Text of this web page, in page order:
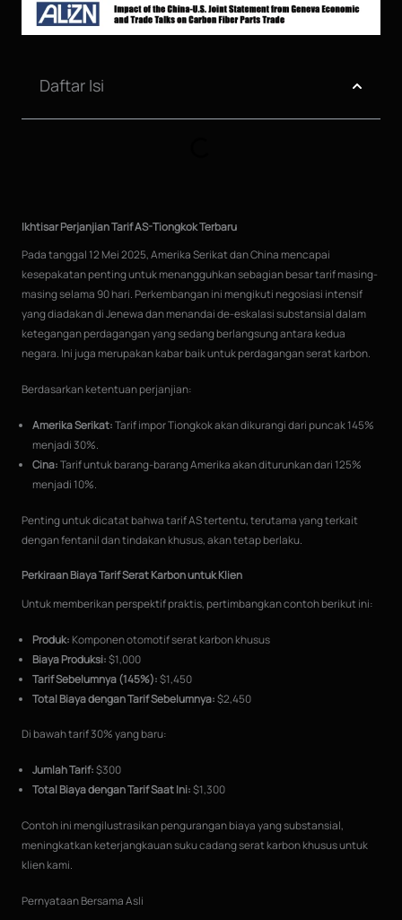
Daftar Isi
Ikhtisar Perjanjian Tarif AS-Tiongkok Terbaru
Pada tanggal 12 Mei 2025, Amerika Serikat dan China mencapai
kesepakatan penting untuk menangguhkan sebagian besar tarif masing-
masing selama 90 hari. Perkembangan ini mengikuti negosiasi intensif
yang diadakan di Jenewa dan menandai de-eskalasi substansial dalam
ketegangan perdagangan yang sedang berlangsung antara kedua
negara. Ini juga merupakan kabar baik untuk perdagangan serat karbon.
Berdasarkan ketentuan perjanjian:
Amerika Serikat:Tarif impor Tiongkok akan dikurangi dari puncak 145%
menjadi 30%.
Cina:Tarif untuk barang-barang Amerika akan diturunkan dari 125%
menjadi 10%.
Penting untuk dicatat bahwa tarif AS tertentu, terutama yang terkait
dengan fentanil dan tindakan khusus, akan tetap berlaku.
Perkiraan Biaya Tarif Serat Karbon untuk Klien
Untuk memberikan perspektif praktis, pertimbangkan contoh berikut ini:
Produk: Komponen otomotif serat karbon khusus
Biaya Produksi:$1,000
Tarif Sebelumnya (145%):$1,450
Total Biaya dengan Tarif Sebelumnya:$2,450
Di bawah tarif 30% yang baru:
Jumlah Tarif:$300
Total Biaya dengan Tarif Saat Ini:$1,300
Contoh ini mengilustrasikan pengurangan biaya yang substansial,
meningkatkan keterjangkauan suku cadang serat karbon khusus untuk
klien kami.
Pernyataan Bersama Asli